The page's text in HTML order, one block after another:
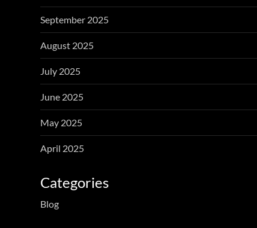
September 2025
August 2025
July 2025
June 2025
May 2025
April 2025
Categories
Blog